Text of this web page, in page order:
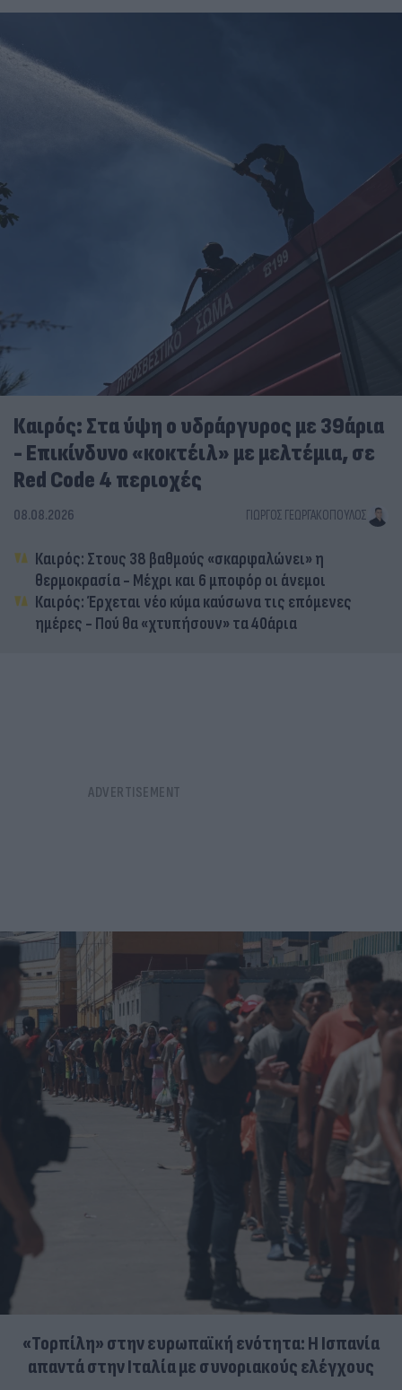
Καιρός: Στα ύψη ο υδράργυρος με 39άρια
- Επικίνδυνο «κοκτέιλ» με μελτέμια, σε
Red Code 4 περιοχές
08.08.2026 ΓΙΏΡΓΟΣ ΓΕΩΡΓΑΚΌΠΟΥΛΟΣ
Καιρός: Στους 38 βαθμούς «σκαρφαλώνει» η
θερμοκρασία - Μέχρι και 6 μποφόρ οι άνεμοι
Καιρός: Έρχεται νέο κύμα καύσωνα τις επόμενες
ημέρες - Πού θα «χτυπήσουν» τα 40άρια
«Τορπίλη» στην ευρωπαϊκή ενότητα: Η Ισπανία
απαντά στην Ιταλία με συνοριακούς ελέγχους